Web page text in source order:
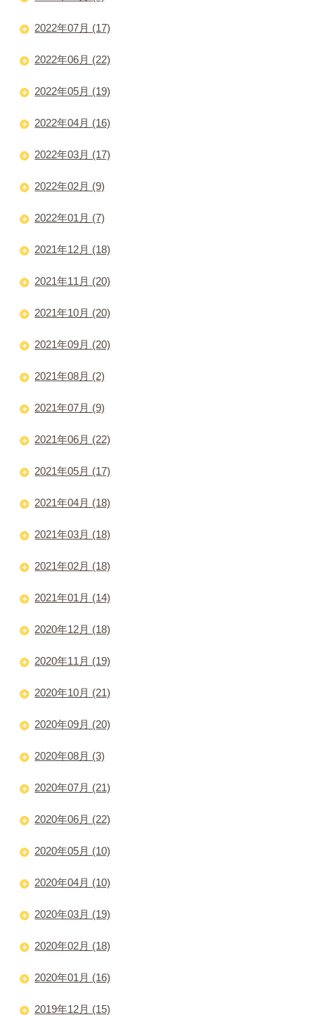
2022年07月 (17)
2022年06月 (22)
2022年05月 (19)
2022年04月 (16)
2022年03月 (17)
2022年02月 (9)
2022年01月 (7)
2021年12月 (18)
2021年11月 (20)
2021年10月 (20)
2021年09月 (20)
2021年08月 (2)
2021年07月 (9)
2021年06月 (22)
2021年05月 (17)
2021年04月 (18)
2021年03月 (18)
2021年02月 (18)
2021年01月 (14)
2020年12月 (18)
2020年11月 (19)
2020年10月 (21)
2020年09月 (20)
2020年08月 (3)
2020年07月 (21)
2020年06月 (22)
2020年05月 (10)
2020年04月 (10)
2020年03月 (19)
2020年02月 (18)
2020年01月 (16)
2019年12月 (15)